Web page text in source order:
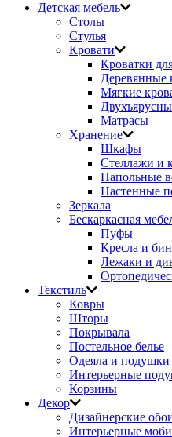
Детская мебель
Столы
Стулья
Кровати
Кроватки
Деревянные
Мягкие
Матрасы
Хранение
Шкафы
Стеллажи и
Напольные
Настенные
Зеркала
Бескаркасная
Пуфы
Кресла и
Лежаки и
Текстиль
Ковры
Шторы
Покрывала
Постельное белье
Одеяла и подушки
Интерьерные
Корзины
Декор
Дизайнерские
Интерьерные